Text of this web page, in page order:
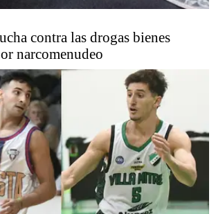
contra las drogas bienes
narcomenudeo